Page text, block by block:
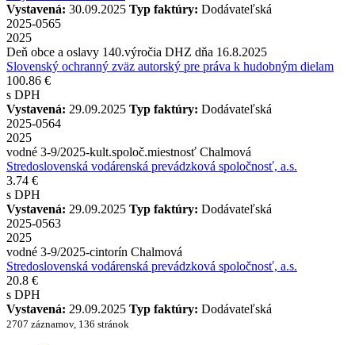
Vystavená: 30.09.2025 Typ faktúry: Dodávateľská
2025-0565
2025
Deň obce a oslavy 140.výročia DHZ dňa 16.8.2025
Slovenský ochranný zväz autorský pre práva k hudobným dielam
100.86 €
s DPH
Vystavená: 29.09.2025 Typ faktúry: Dodávateľská
2025-0564
2025
vodné 3-9/2025-kult.spoloč.miestnosť Chalmová
Stredoslovenská vodárenská prevádzková spoločnosť, a.s.
3.74 €
s DPH
Vystavená: 29.09.2025 Typ faktúry: Dodávateľská
2025-0563
2025
vodné 3-9/2025-cintorín Chalmová
Stredoslovenská vodárenská prevádzková spoločnosť, a.s.
20.8 €
s DPH
Vystavená: 29.09.2025 Typ faktúry: Dodávateľská
2707 záznamov, 136 stránok